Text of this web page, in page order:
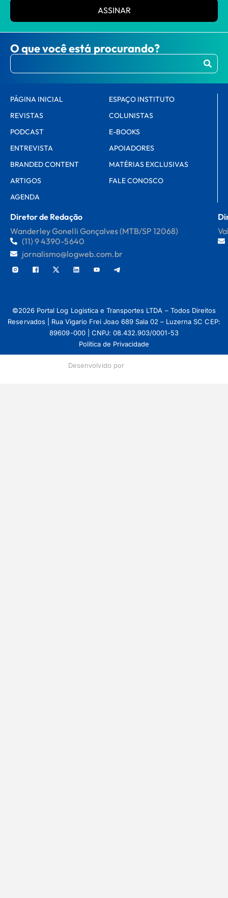
ASSINAR
O que você está procurando?
PÁGINA INICIAL
REVISTAS
PODCAST
ENTREVISTA
BRANDED CONTENT
ARTIGOS
AGENDA
ESPAÇO INSTITUTO
COLUNISTAS
E-BOOKS
APOIADORES
MATÉRIAS EXCLUSIVAS
FALE CONOSCO
Diretor de Redação
Wanderley Gonelli Gonçalves (MTB/SP 12068)
(11) 9 4390-5640
jornalismo@logweb.com.br
©2026 Portal Log Logistica e Transportes LTDA – Todos Direitos
Reservados | Rua Vigario Frei Joao 689 Sala 02 – Luzerna SC CEP:
89609-000 | CNPJ: 08.432.903/0001-53
Política de Privacidade
Desenvolvido por